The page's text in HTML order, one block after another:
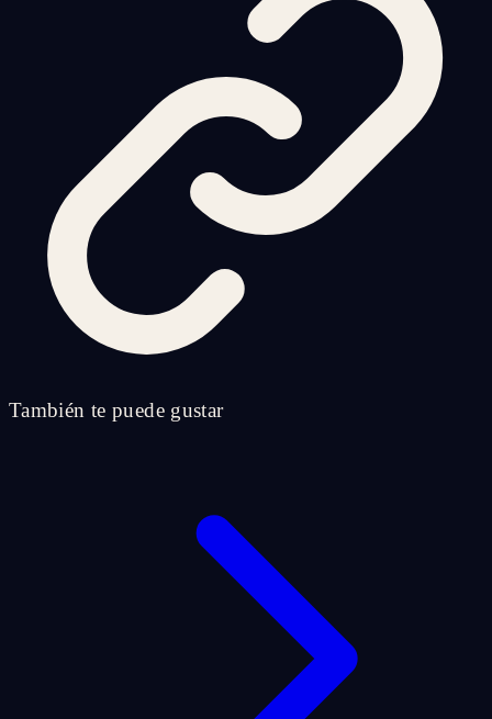
También te puede gustar